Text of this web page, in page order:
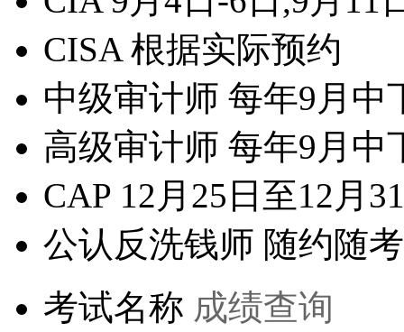
CISA 根据实际预约
中级审计师 每年9月中
高级审计师 每年9月中
CAP 12月25日至12月
公认反洗钱师 随约随考
考试名称 成绩查询